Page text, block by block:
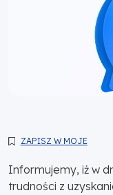
ZAPISZ W MOJE
Informujemy, iż w
trudności z